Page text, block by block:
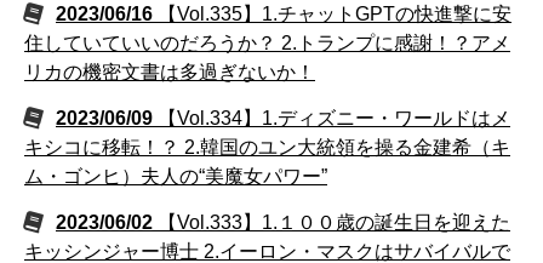
2023/06/16
【Vol.335】1.チャットGPTの快進撃に安
住していていいのだろうか？ 2.トランプに感謝！？アメ
リカの機密文書は多過ぎないか！
2023/06/09
【Vol.334】1.ディズニー・ワールドはメ
キシコに移転！？ 2.韓国のユン大統領を操る金建希（キ
ム・ゴンヒ）夫人の“美魔女パワー”
2023/06/02
【Vol.333】1.１００歳の誕生日を迎えた
キッシンジャー博士 2.イーロン・マスクはサバイバルで